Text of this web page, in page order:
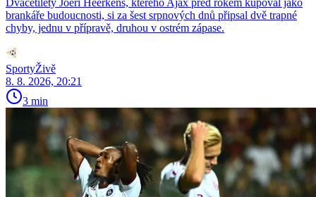
brankáře budoucnosti, si za šest srpnových dnů připsal dvě trapné
chyby, jednu v přípravě, druhou v ostrém zápase.
SportyŽivě
8. 8. 2026, 20:21
3 min